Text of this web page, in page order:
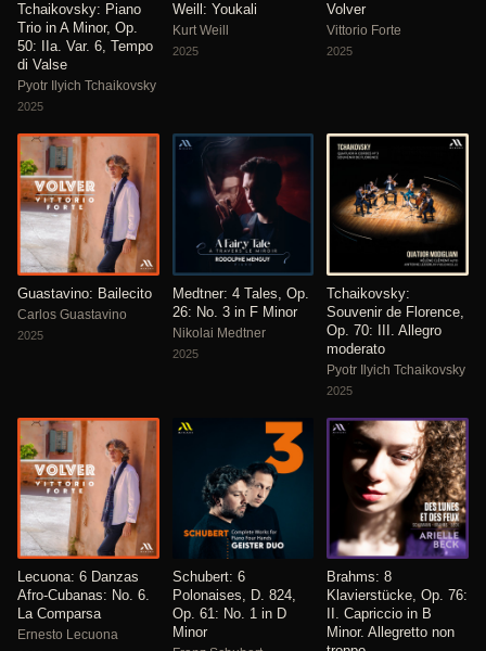
Tchaikovsky: Piano
Trio in A Minor, Op.
50: IIa. Var. 6, Tempo
di Valse
Pyotr Ilyich Tchaikovsky
2025
Weill: Youkali
Kurt Weill
2025
Volver
Vittorio Forte
2025
Guastavino: Bailecito
Carlos Guastavino
2025
Medtner: 4 Tales, Op.
26: No. 3 in F Minor
Nikolai Medtner
2025
Tchaikovsky:
Souvenir de Florence,
Op. 70: III. Allegro
moderato
Pyotr Ilyich Tchaikovsky
2025
Lecuona: 6 Danzas
Afro-Cubanas: No. 6.
La Comparsa
Ernesto Lecuona
Schubert: 6
Polonaises, D. 824,
Op. 61: No. 1 in D
Minor
Brahms: 8
Klavierstücke, Op. 76:
II. Capriccio in B
Minor. Allegretto non